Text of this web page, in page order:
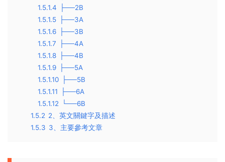
1.5.1.4
├──2B
1.5.1.5
├──3A
1.5.1.6
├──3B
1.5.1.7
├──4A
1.5.1.8
├──4B
1.5.1.9
├──5A
1.5.1.10
├──5B
1.5.1.11
├──6A
1.5.1.12
└──6B
1.5.2 2、英文關鍵字及描述
1.5.3 3、主要參考文章